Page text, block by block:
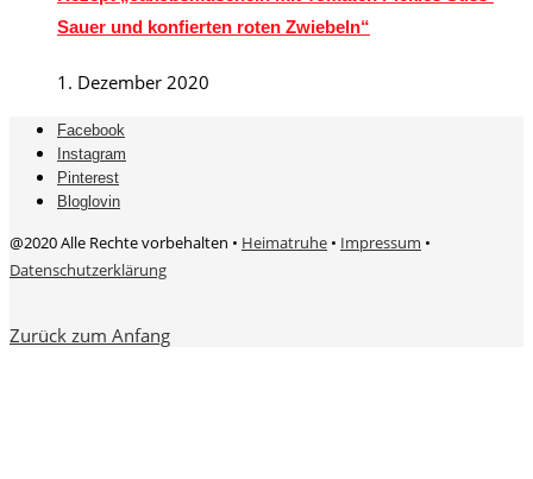
Sauer und konfierten roten Zwiebeln“
1. Dezember 2020
Facebook
Instagram
Pinterest
Bloglovin
@2020 Alle Rechte vorbehalten • Heimatruhe • Impressum •
Datenschutzerklärung
Zurück zum Anfang